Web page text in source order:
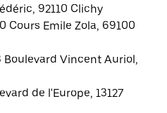
92110 Clichy
Cours Emile Zola, 69100
Boulevard Vincent Auriol,
de l'Europe, 13127